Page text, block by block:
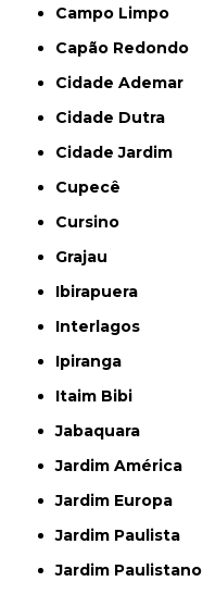
Campo Limpo
Capão Redondo
Cidade Ademar
Cidade Dutra
Cidade Jardim
Cupecê
Cursino
Grajau
Ibirapuera
Interlagos
Ipiranga
Itaim Bibi
Jabaquara
Jardim América
Jardim Europa
Jardim Paulista
Jardim Paulistano